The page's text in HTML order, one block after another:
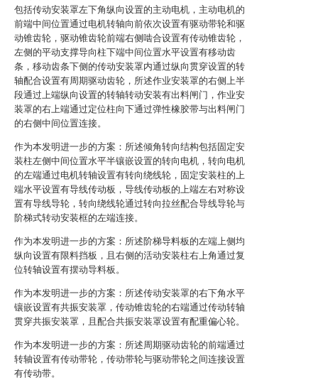
包括传动安装罩左下角纵向设置的主动电机，主动电机的
前端中间位置通过电机转轴向前依次设置有驱动带轮和驱
动锥齿轮，驱动锥齿轮前端右侧啮合设置有传动锥齿轮，
左侧的平动支撑导向柱下端中间位置水平设置有移动齿
条，移动齿条下侧的传动安装罩内通过纵向贯穿设置的转
轴配合设置有周期驱动齿轮，所述作业安装罩的右侧上半
段通过上端纵向设置的转轴转动安装有出料闸门，作业安
装罩的右上端通过定位柱向下通过弹性橡胶带与出料闸门
的右侧中间位置连接。
作为本发明进一步的方案：所述倾角转向结构包括固定安
装柱左侧中间位置水平半镶嵌设置的转向电机，转向电机
的左端通过电机转轴设置有转向绕线轮，固定安装柱的上
端水平设置有导线传动板，导线传动板的上端左右对称设
置有导线导轮，转向绕线轮通过转向拉丝配合导线导轮与
阶梯式转动安装框的左端连接。
作为本发明进一步的方案：所述阶梯导料板的左端上侧均
纵向设置有限料挡板，且右侧的活动安装柱右上角通过复
位转轴设置有摆动导料板。
作为本发明进一步的方案：所述传动安装罩的右下角水平
镶嵌设置有共振安装罩，传动锥齿轮的右端通过传动转轴
贯穿共振安装罩，且配合共振安装罩设置有配重偏心轮。
作为本发明进一步的方案：所述周期驱动齿轮的前端通过
转轴设置有传动带轮，传动带轮与驱动带轮之间连接设置
有传动带。